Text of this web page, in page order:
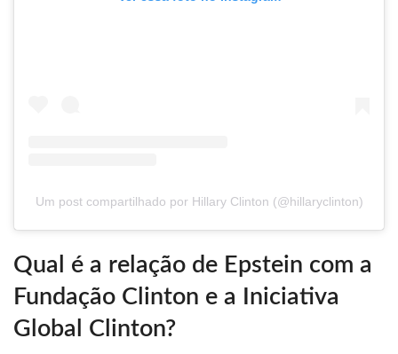
Um post compartilhado por Hillary Clinton (@hillaryclinton)
Qual é a relação de Epstein com a
Fundação Clinton e a Iniciativa
Global Clinton?